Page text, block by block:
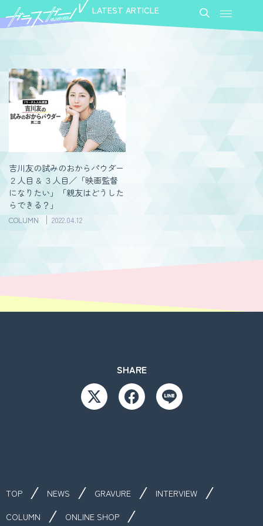
LATEST ARTICLE
吉川友の試みのおからパウダー
２人目 & ３人目／「映画監督
になりたい」「親友はどうした
らできる？」
COLUMN 2022.04.12
SHARE
TOP NEWS GRAVURE
INTERVIEW
COLUMN
ONLINE SHOP